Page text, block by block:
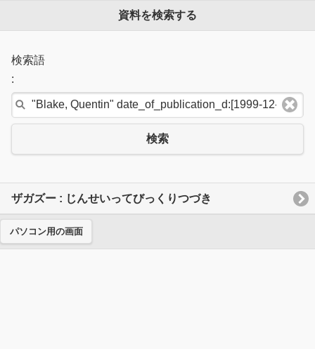
資料を検索する
検索語
:
検索
ザガズー : じんせいってびっくりつづき
パソコン用の画面